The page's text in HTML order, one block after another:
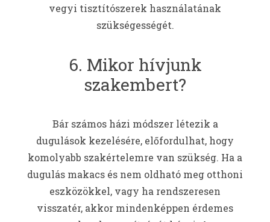
vegyi tisztítószerek használatának
szükségességét.
6. Mikor hívjunk
szakembert?
Bár számos házi módszer létezik a
dugulások kezelésére, előfordulhat, hogy
komolyabb szakértelemre van szükség. Ha a
dugulás makacs és nem oldható meg otthoni
eszközökkel, vagy ha rendszeresen
visszatér, akkor mindenképpen érdemes